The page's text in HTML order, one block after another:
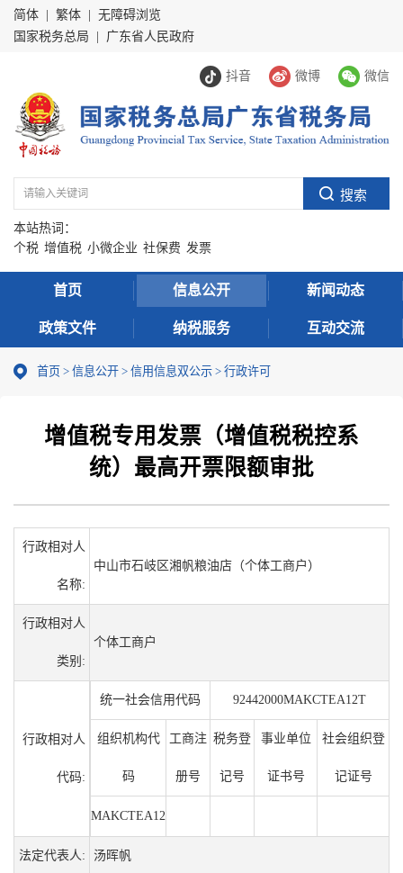
简体 繁体
无障碍浏览
国家税务总局
广东省人民政府
抖音 微博 微信
本站热词：
个税 增值税 小微企业 社保费 发票
首页 信息公开 新闻动态
政策文件 纳税服务 互动交流
首页 > 信息公开 > 信用信息双公示 > 行政许可
增值税专用发票（增值税税控系
统）最高开票限额审批
行政相对人
名称:
中山市石岐区湘帆粮油店（个体工商户）
行政相对人
类别:
个体工商户
行政相对人
代码:
统一社会信用代码 92442000MAKCTEA12T
组织机构代
码
工商注
册号
税务登
记号
事业单位
证书号
社会组织登
记证号
MAKCTEA12
法定代表人: 汤晖帆